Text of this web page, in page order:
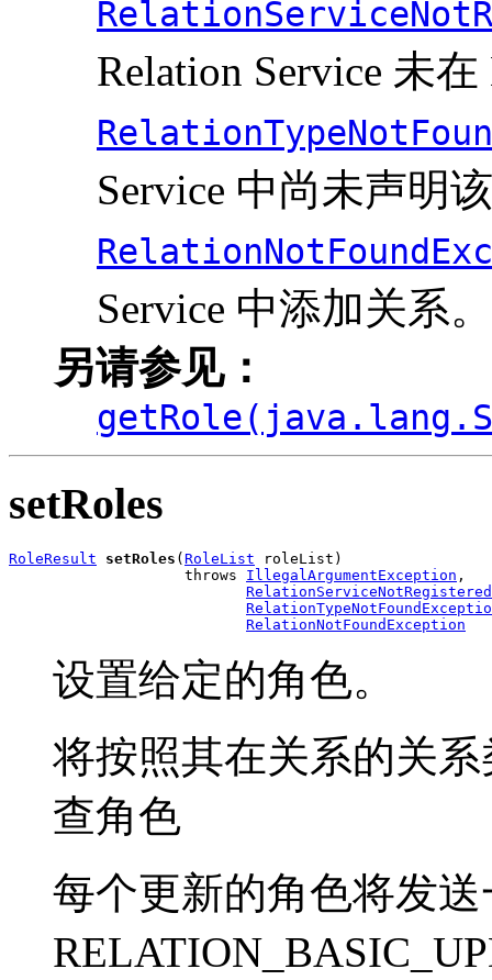
Relation Service 未
Service 中尚未声明
Service 中添加关系。
另请参见：
setRoles
RoleResult setRoles ( RoleList roleList)
                    throws
IllegalArgumentException ,
RelationNotFoundException
设置给定的角色。
将按照其在关系的关
查角色
每个更新的角色将发